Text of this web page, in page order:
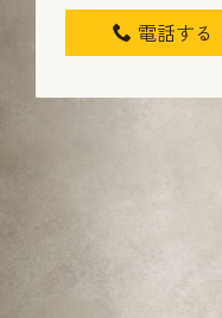
電話する